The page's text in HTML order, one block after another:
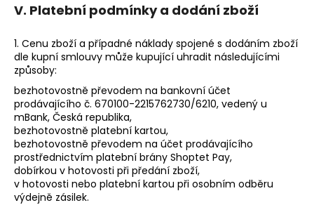
V. Platební podmínky a dodání zboží
1. Cenu zboží a případné náklady spojené s dodáním zboží
dle kupní smlouvy může kupující uhradit následujícími
způsoby:
bezhotovostně převodem na bankovní účet
prodávajícího č. 670100-2215762730/6210, vedený u
mBank, Česká republika,
bezhotovostně platební kartou,
bezhotovostně převodem na účet prodávajícího
prostřednictvím platební brány Shoptet Pay,
dobírkou v hotovosti při předání zboží,
v hotovosti nebo platební kartou při osobním odběru
výdejně zásilek.